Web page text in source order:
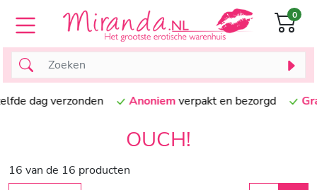
dag verzonden Anoniemverpakt en bezorgd
0
OUCH!
16 van de 16 producten